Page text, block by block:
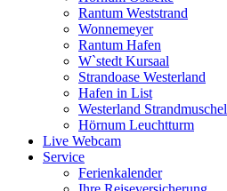
Rantum Weststrand
Wonnemeyer
Rantum Hafen
W`stedt Kursaal
Strandoase Westerland
Hafen in List
Westerland Strandmuschel
Hörnum Leuchtturm
Live Webcam
Service
Ferienkalender